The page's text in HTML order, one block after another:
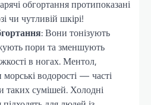
обгортання протипоказані
чи чутливій шкірі!
: Вони тонізують
пори та зменшують
в ногах. Ментол,
морські водорості — часті
таких сумішей. Холодні